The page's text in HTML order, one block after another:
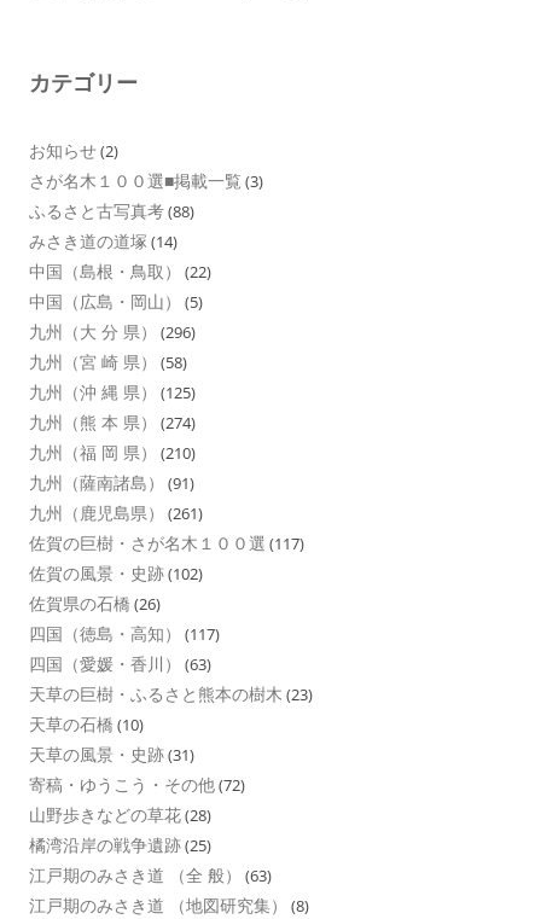
カテゴリー
お知らせ(2)
さが名木１００選■掲載一覧 (3)
ふるさと古写真考(88)
みさき道の道塚 (14)
中国（島根・鳥取） (22)
中国（広島・岡山） (5)
九州（大 分 県） (296)
九州（宮 崎 県） (58)
九州（沖 縄 県） (125)
九州（熊 本 県） (274)
九州（福 岡 県） (210)
九州（薩南諸島） (91)
九州（鹿児島県） (261)
佐賀の巨樹・さが名木１００選 (117)
佐賀の風景・史跡(102)
佐賀県の石橋 (26)
四国（徳島・高知） (117)
四国（愛媛・香川） (63)
天草の巨樹・ふるさと熊本の樹木 (23)
天草の石橋 (10)
天草の風景・史跡(31)
寄稿・ゆうこう・その他(72)
山野歩きなどの草花(28)
橘湾沿岸の戦争遺跡(25)
江戸期のみさき道 （全 般） (63)
江戸期のみさき道 （地図研究集） (8)